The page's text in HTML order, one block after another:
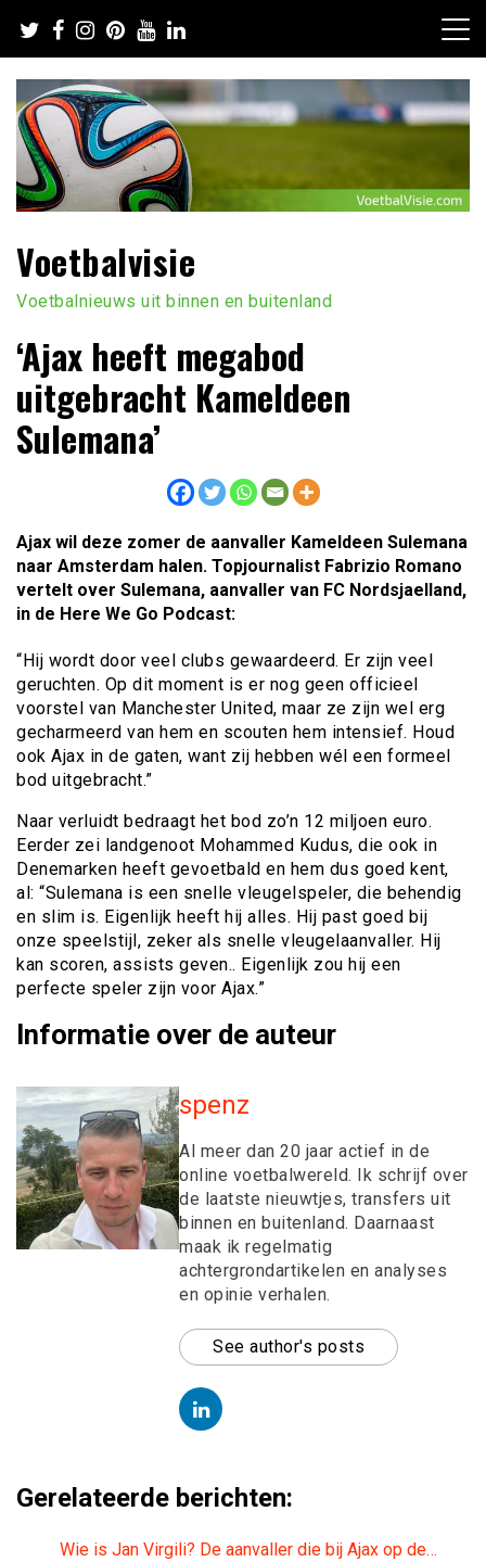
naar
de
inhoud
Voetbalvisie
Voetbalnieuws uit binnen en buitenland
‘Ajax heeft megabod
uitgebracht Kameldeen
Sulemana’
Ajax wil deze zomer de aanvaller Kameldeen Sulemana
naar Amsterdam halen. Topjournalist Fabrizio Romano
vertelt over Sulemana, aanvaller van FC Nordsjaelland,
in de Here We Go Podcast:
“Hij wordt door veel clubs gewaardeerd. Er zijn veel
geruchten. Op dit moment is er nog geen officieel
voorstel van Manchester United, maar ze zijn wel erg
gecharmeerd van hem en scouten hem intensief. Houd
ook Ajax in de gaten, want zij hebben wél een formeel
bod uitgebracht.”
Naar verluidt bedraagt het bod zo’n 12 miljoen euro.
Eerder zei landgenoot Mohammed Kudus, die ook in
Denemarken heeft gevoetbald en hem dus goed kent,
al: “Sulemana is een snelle vleugelspeler, die behendig
en slim is. Eigenlijk heeft hij alles. Hij past goed bij
onze speelstijl, zeker als snelle vleugelaanvaller. Hij
kan scoren, assists geven.. Eigenlijk zou hij een
perfecte speler zijn voor Ajax.”
Informatie over de auteur
spenz
Al meer dan 20 jaar actief in de
online voetbalwereld. Ik schrijf over
de laatste nieuwtjes, transfers uit
binnen en buitenland. Daarnaast
maak ik regelmatig
achtergrondartikelen en analyses
en opinie verhalen.
See author's posts
Gerelateerde berichten:
Wie is Jan Virgili? De aanvaller die bij Ajax op de…